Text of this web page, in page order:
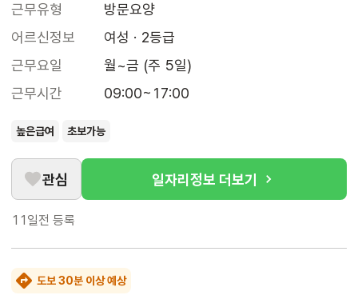
근무유형
방문요양
어르신정보
여성 · 2등급
근무요일
월~금 (주 5일)
근무시간
09:00~17:00
높은급여 초보가능
관심 일자리정보 더보기
11일전 등록
도보 30분 이상 예상